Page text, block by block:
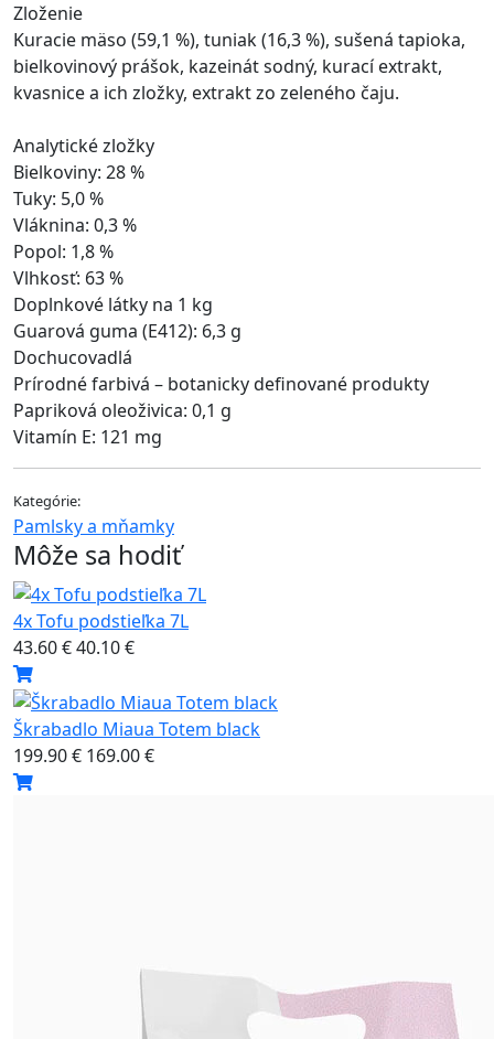
Zloženie
Kuracie mäso (59,1 %), tuniak (16,3 %), sušená tapioka,
bielkovinový prášok, kazeinát sodný, kurací extrakt,
kvasnice a ich zložky, extrakt zo zeleného čaju.
Analytické zložky
Bielkoviny: 28 %
Tuky: 5,0 %
Vláknina: 0,3 %
Popol: 1,8 %
Vlhkosť: 63 %
Doplnkové látky na 1 kg
Guarová guma (E412): 6,3 g
Dochucovadlá
Prírodné farbivá – botanicky definované produkty
Papriková oleoživica: 0,1 g
Vitamín E: 121 mg
Kategórie:
Pamlsky a mňamky
Môže sa hodiť
4x Tofu podstieľka 7L
43.60 €40.10 €
Škrabadlo Miaua Totem black
199.90 € 169.00 €